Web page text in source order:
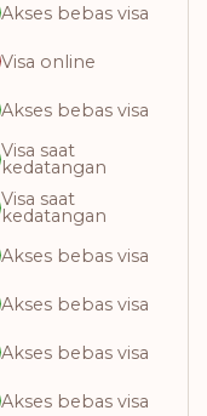
Akses bebas visa
Visa online
Akses bebas visa
Visa saat
kedatangan
Visa saat
kedatangan
Akses bebas visa
Akses bebas visa
Akses bebas visa
Akses bebas visa